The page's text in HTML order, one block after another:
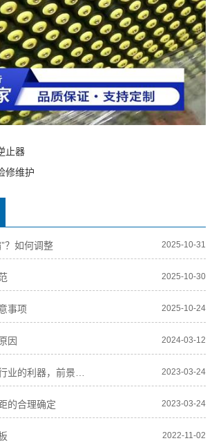
止器
修维护
？如何调整 2025-10-31
2025-10-30
事项 2025-10-24
因 2024-03-12
皮带输送线：物流行业的利器，前景广阔 2023-03-24
的合理确定 2023-03-24
2022-11-02